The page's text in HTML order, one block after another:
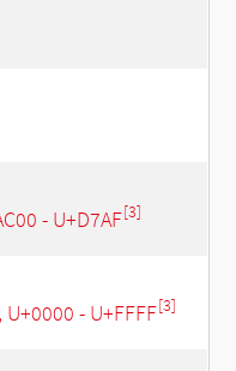
- U+D7AF[3]
- U+FFFF[3]